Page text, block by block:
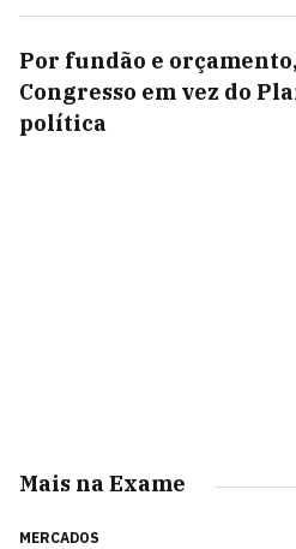
Por fundão e
Congresso em vez do
política
Mais na Exame
MERCADOS